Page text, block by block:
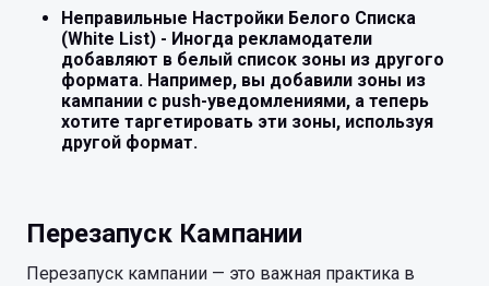
Неправильные Настройки Белого Списка
(White List) - Иногда рекламодатели
добавляют в белый список зоны из другого
формата. Например, вы добавили зоны из
кампании с push-уведомлениями, а теперь
хотите таргетировать эти зоны, используя
другой формат.
Перезапуск Кампании
Перезапуск кампании — это важная практика в